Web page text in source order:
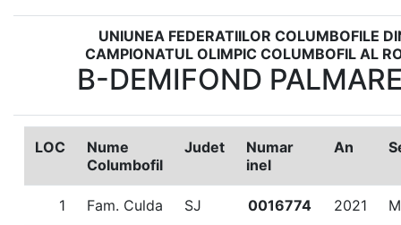
UNIUNEA FEDERATIILOR COLUMBOFILE
CAMPIONATUL OLIMPIC COLUMBOFIL AL
B-DEMIFOND
LOC
Nume
Columbofil
Judet
Numar
inel
An
1 Fam. Culda SJ 0016774 2021 M